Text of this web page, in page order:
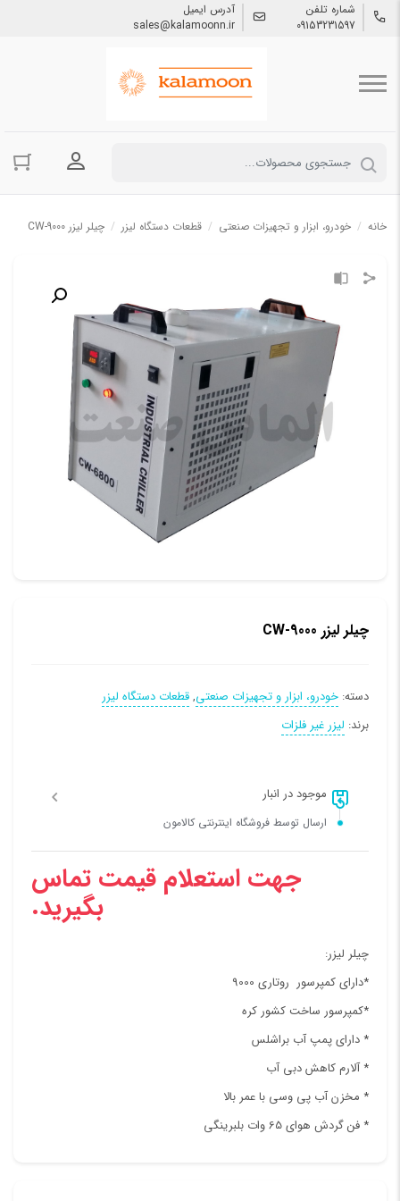
شماره تلفن
09153231597
آدرس ایمیل
sales@kalamoonn.ir
ورود به
خانه / خودرو، ابزار و تجهیزات صنعتی / قطعات دستگاه لیزر / چیلر لیزر CW-9000
چیلر لیزر CW-9000
دسته: خودرو، ابزار و تجهیزات صنعتی,قطعات دستگاه لیزر
برند: لیزر غیر فلزات
موجود در انبار
ارسال توسط فروشگاه اینترنتی کالامون
جهت استعلام قیمت تماس
بگیرید.
چیلر لیزر:
*دارای کمپرسور روتاری 9000
*کمپرسور ساخت کشور کره
* دارای پمپ آب براشلس
* آلارم کاهش دبی آب
* مخزن آب پی وسی با عمر بالا
* فن گردش هوای 65 وات بلبرینگی